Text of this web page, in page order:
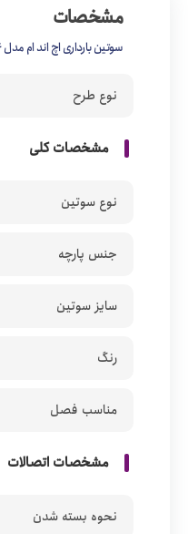
مشخصات
سوتین بارداری اچ اند ام مدل 0935044
نوع طرح
مشخصات کلی
نوع سوتین
جنس پارچه
سایز سوتین
رنگ
مناسب فصل
مشخصات اتصالات
نحوه بسته شدن